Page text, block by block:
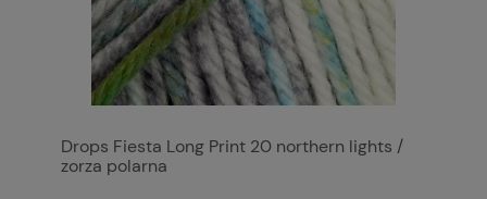
Drops Fiesta Long Print 20 northern lights /
zorza polarna